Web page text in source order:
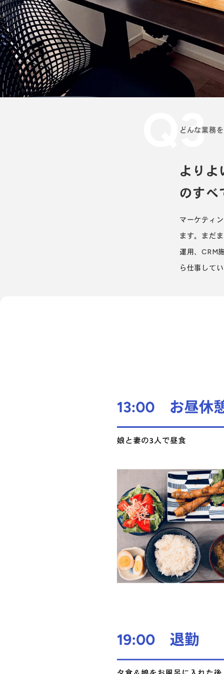
Q3
どんな業務
よりよ
のすべ
マーケティ
ます。まだ
運用、CRM
ら仕事して